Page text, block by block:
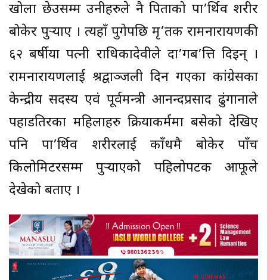
खोला छेउसम्म उनीहरुले नै पिताको पा’र्थिव शरीर
बोकेर पुर्‍याए । त्यहाँ पुगेपछि मृ’तक रामनारायणकी
६२ बर्षीया पत्नी राधिकादेवीले दा’गब’त्ति दिइन् ।
रामनारायणलाई श्रद्वाञ्जली दिन गएका कांग्रेसका
केन्द्रीय सदस्य एवं पूर्वमन्त्री आनन्दप्रसाद ढुंगानाले
पहाडतिरका महिलाहरु क्रियाकर्ममा बसेको देखिए
पनि पा’र्थिव शरीरलाई काँधमै बोकेर पाँच
किलोमिटरसम्म पुर्‍याएको पहिलोपटक आफूले
देखेको बताए ।